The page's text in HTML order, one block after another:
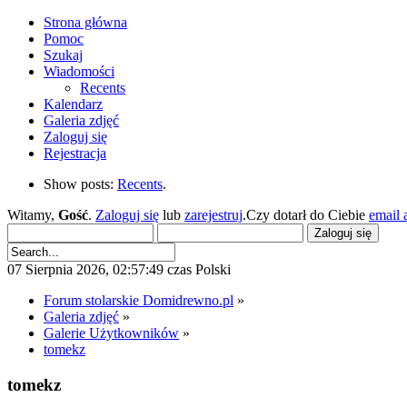
Strona główna
Pomoc
Szukaj
Wiadomości
Recents
Kalendarz
Galeria zdjęć
Zaloguj się
Rejestracja
Show posts: Recents.
Witamy, Gość. Zaloguj się lub zarejestruj.Czy dotarł do Ciebie email
07 Sierpnia 2026, 02:57:49 czas Polski
Forum stolarskie Domidrewno.pl »
Galeria zdjęć »
Galerie Użytkowników »
tomekz
tomekz